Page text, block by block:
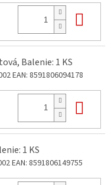
Balenie: 1 KS
EAN: 8591806094178
1 KS
EAN: 8591806149755